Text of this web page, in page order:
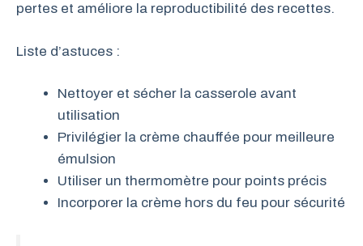
pertes et améliore la reproductibilité des recettes.
Liste d’astuces :
Nettoyer et sécher la casserole avant
utilisation
Privilégier la crème chauffée pour meilleure
émulsion
Utiliser un thermomètre pour points précis
Incorporer la crème hors du feu pour sécurité